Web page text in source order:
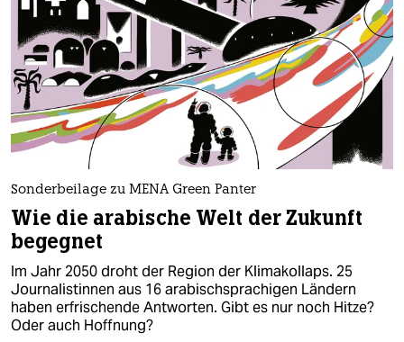
genossenschaft
epaper login
Sonderbeilage zu MENA Green Panter
Wie die arabische Welt der Zukunft
begegnet
Im Jahr 2050 droht der Region der Klimakollaps. 25
Journalistinnen aus 16 arabischsprachigen Ländern
haben erfrischende Antworten. Gibt es nur noch Hitze?
Oder auch Hoffnung?